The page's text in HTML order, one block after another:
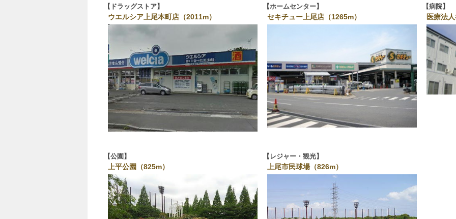
ドラッグストア
ウエルシア上尾本町店（2011m）
ホームセンター
セキチュー上尾店（1265m）
病院
医療法
公園
上平公園（825m）
レジャー・観光
上尾市民球場（826m）